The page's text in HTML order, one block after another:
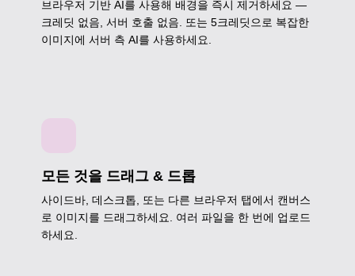
브라우저 기반 AI를 사용해 배경을 즉시 제거하세요 —
크레딧 없음, 서버 호출 없음. 또는 5크레딧으로 복잡한
이미지에 서버 측 AI를 사용하세요.
모든 것을 드래그 & 드롭
사이드바, 데스크톱, 또는 다른 브라우저 탭에서 캔버스
로 이미지를 드래그하세요. 여러 파일을 한 번에 업로드
하세요.